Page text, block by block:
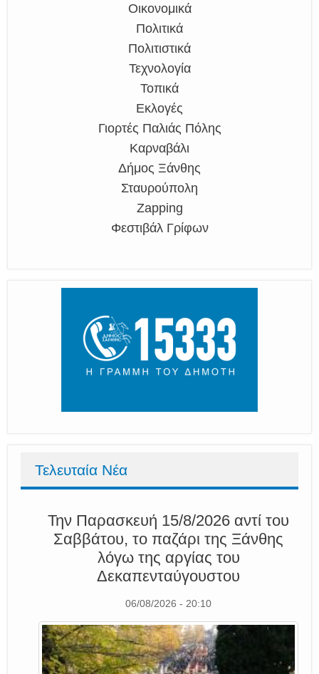
Οικονομικά
Πολιτικά
Πολιτιστικά
Τεχνολογία
Τοπικά
Εκλογές
Γιορτές Παλιάς Πόλης
Καρναβάλι
Δήμος Ξάνθης
Σταυρούπολη
Zapping
Φεστιβάλ Γρίφων
Τελευταία Νέα
Την Παρασκευή 15/8/2026 αντί του
Σαββάτου, το παζάρι της Ξάνθης
λόγω της αργίας του
Δεκαπενταύγουστου
06/08/2026 - 20:10